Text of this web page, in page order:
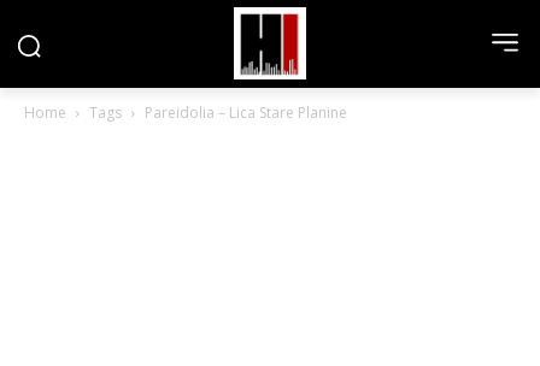
Home Tags Pareidolia – Lica Stare Planine